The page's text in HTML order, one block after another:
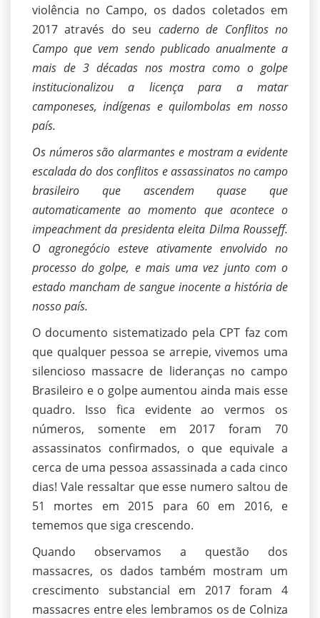
violência no Campo, os dados coletados em
2017 através do seu caderno de Conflitos no
Campo que vem sendo publicado anualmente a
mais de 3 décadas nos mostra como o golpe
institucionalizou a licença para a matar
camponeses, indígenas e quilombolas em nosso
país.
Os números são alarmantes e mostram a evidente
escalada do dos conflitos e assassinatos no campo
brasileiro que ascendem quase que
automaticamente ao momento que acontece o
impeachment da presidenta eleita Dilma Rousseff.
O agronegócio esteve ativamente envolvido no
processo do golpe, e mais uma vez junto com o
estado mancham de sangue inocente a história de
nosso país.
O documento sistematizado pela CPT faz com
que qualquer pessoa se arrepie, vivemos uma
silencioso massacre de lideranças no campo
Brasileiro e o golpe aumentou ainda mais esse
quadro. Isso fica evidente ao vermos os
números, somente em 2017 foram 70
assassinatos confirmados, o que equivale a
cerca de uma pessoa assassinada a cada cinco
dias! Vale ressaltar que esse numero saltou de
51 mortes em 2015 para 60 em 2016, e
tememos que siga crescendo.
Quando observamos a questão dos
massacres, os dados também mostram um
crescimento substancial em 2017 foram 4
massacres entre eles lembramos os de Colniza